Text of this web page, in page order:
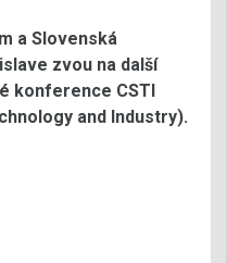
a Slovenská
zvou na další
konference CSTI
and Industry).